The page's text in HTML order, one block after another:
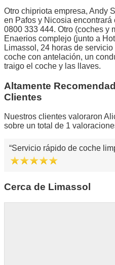
Otro chipriota empresa, Andy
en Pafos y Nicosia encontrará
0800 333 444. Otro (coches y
Enaerios complejo (junto a
Limassol, 24 horas de
coche con antelación, un
traigo el coche y las llaves.
Altamente
Clientes
Nuestros clientes valoraron
sobre un total de 1
Servicio rápido de coche
Cerca de Limassol